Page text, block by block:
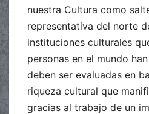
nuestra Cultura como
representativa del norte
instituciones culturales
personas en el mundo
deben ser evaluadas en
riqueza cultural que
gracias al trabajo de un